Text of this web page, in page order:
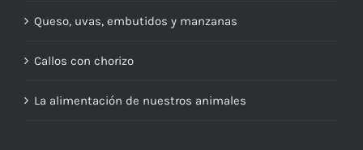
Queso, uvas, embutidos y manzanas
Callos con chorizo
La alimentación de nuestros animales